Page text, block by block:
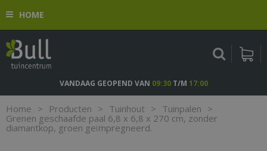
n
o
HOME
Home > Producten > Tuinhout > Tuinpalen >
Grenen geschaafde paal 6,8 x 6,8 x 270 cm, zonder
diamantkop, groen geïmpregneerd.
VANDAAG GEOPEND VAN 09:30T/M 17:00